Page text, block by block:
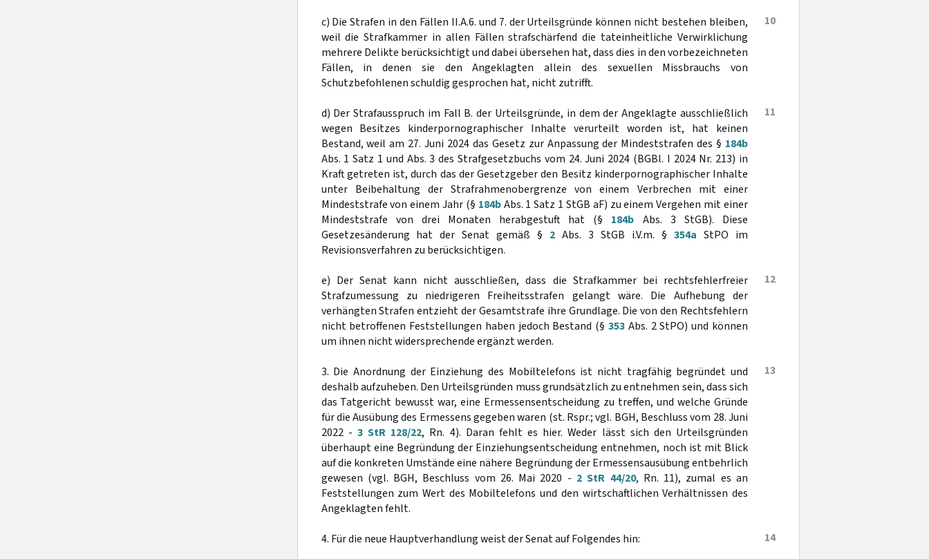
10
c) Die Strafen in den Fällen II.A.6. und 7. der Urteilsgründe können nicht bestehen bleiben,
weil die Strafkammer in allen Fällen strafschärfend die tateinheitliche Verwirklichung
mehrere Delikte berücksichtigt und dabei übersehen hat, dass dies in den vorbezeichneten
Fällen, in denen sie den Angeklagten allein des sexuellen Missbrauchs von
Schutzbefohlenen schuldig gesprochen hat, nicht zutrifft.
11
d) Der Strafausspruch im Fall B. der Urteilsgründe, in dem der Angeklagte ausschließlich
wegen Besitzes kinderpornographischer Inhalte verurteilt worden ist, hat keinen
Bestand, weil am 27. Juni 2024 das Gesetz zur Anpassung der Mindeststrafen des § 184b
Abs. 1 Satz 1 und Abs. 3 des Strafgesetzbuchs vom 24. Juni 2024 (BGBl. I 2024 Nr. 213) in
Kraft getreten ist, durch das der Gesetzgeber den Besitz kinderpornographischer Inhalte
unter Beibehaltung der Strafrahmenobergrenze von einem Verbrechen mit einer
Mindeststrafe von einem Jahr (§ 184bAbs. 1 Satz 1 StGB aF) zu einem Vergehen mit einer
Mindeststrafe von drei Monaten herabgestuft hat (§ 184b Abs. 3 StGB). Diese
Gesetzesänderung hat der Senat gemäß § 2 Abs. 3 StGB i.V.m. §354a StPO im
Revisionsverfahren zu berücksichtigen.
12
e) Der Senat kann nicht ausschließen, dass die Strafkammer bei rechtsfehlerfreier
Strafzumessung zu niedrigeren Freiheitsstrafen gelangt wäre. Die Aufhebung der
verhängten Strafen entzieht der Gesamtstrafe ihre Grundlage. Die von den Rechtsfehlern
nicht betroffenen Feststellungen haben jedoch Bestand (§353 Abs. 2 StPO) und können
um ihnen nicht widersprechende ergänzt werden.
13
3. Die Anordnung der Einziehung des Mobiltelefons ist nicht tragfähig begründet und
deshalb aufzuheben. Den Urteilsgründen muss grundsätzlich zu entnehmen sein, dass sich
das Tatgericht bewusst war, eine Ermessensentscheidung zu treffen, und welche Gründe
für die Ausübung des Ermessens gegeben waren (st. Rspr.; vgl. BGH, Beschluss vom 28. Juni
2022 - 3 StR 128/22, Rn. 4). Daran fehlt es hier. Weder lässt sich den Urteilsgründen
überhaupt eine Begründung der Einziehungsentscheidung entnehmen, noch ist mit Blick
auf die konkreten Umstände eine nähere Begründung der Ermessensausübung entbehrlich
gewesen (vgl. BGH, Beschluss vom 26. Mai 2020 - 2 StR 44/20, Rn. 11), zumal es an
Feststellungen zum Wert des Mobiltelefons und den wirtschaftlichen Verhältnissen des
Angeklagten fehlt.
14
4. Für die neue Hauptverhandlung weist der Senat auf Folgendes hin: